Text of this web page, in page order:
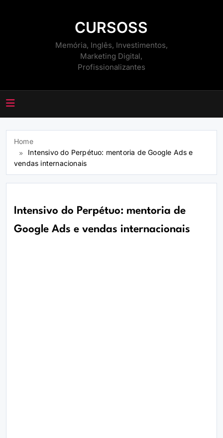
CURSOSS
Memória, Inglês, Investimentos,
Marketing Digital,
Profissionalizantes
Home
Intensivo do Perpétuo: mentoria de Google Ads e
vendas internacionais
Intensivo do Perpétuo: mentoria de
Google Ads e vendas internacionais